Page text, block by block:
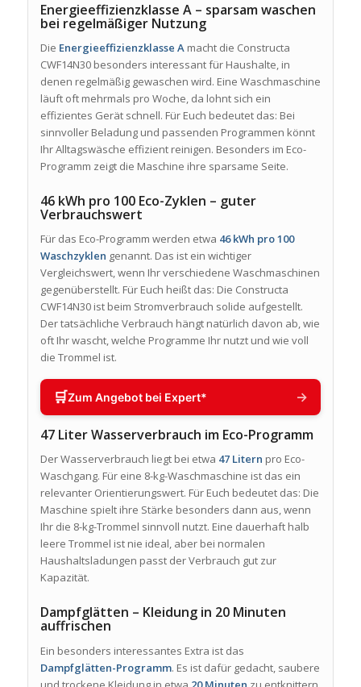
Energieeffizienzklasse A – sparsam waschen
bei regelmäßiger Nutzung
Die Energieeffizienzklasse Amacht die Constructa
CWF14N30 besonders interessant für Haushalte, in
denen regelmäßig gewaschen wird. Eine Waschmaschine
läuft oft mehrmals pro Woche, da lohnt sich ein
effizientes Gerät schnell. Für Euch bedeutet das: Bei
sinnvoller Beladung und passenden Programmen könnt
Ihr Alltagswäsche effizient reinigen. Besonders im Eco-
Programm zeigt die Maschine ihre sparsame Seite.
46 kWh pro 100 Eco-Zyklen – guter
Verbrauchswert
Für das Eco-Programm werden etwa 46 kWh pro 100
Waschzyklen genannt. Das ist ein wichtiger
Vergleichswert, wenn Ihr verschiedene Waschmaschinen
gegenüberstellt. Für Euch heißt das: Die Constructa
CWF14N30 ist beim Stromverbrauch solide aufgestellt.
Der tatsächliche Verbrauch hängt natürlich davon ab, wie
oft Ihr wascht, welche Programme Ihr nutzt und wie voll
die Trommel ist.
🛒Zum Angebot bei Expert* →
47 Liter Wasserverbrauch im Eco-Programm
Der Wasserverbrauch liegt bei etwa 47 Litern pro Eco-
Waschgang. Für eine 8-kg-Waschmaschine ist das ein
relevanter Orientierungswert. Für Euch bedeutet das: Die
Maschine spielt ihre Stärke besonders dann aus, wenn
Ihr die 8-kg-Trommel sinnvoll nutzt. Eine dauerhaft halb
leere Trommel ist nie ideal, aber bei normalen
Haushaltsladungen passt der Verbrauch gut zur
Kapazität.
Dampfglätten – Kleidung in 20 Minuten
auffrischen
Ein besonders interessantes Extra ist das
Dampfglätten-Programm. Es ist dafür gedacht, saubere